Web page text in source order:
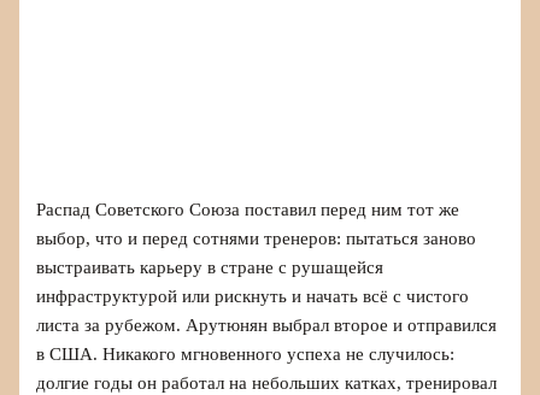
Распад Советского Союза поставил перед ним тот же
выбор, что и перед сотнями тренеров: пытаться заново
выстраивать карьеру в стране с рушащейся
инфраструктурой или рискнуть и начать всё с чистого
листа за рубежом. Арутюнян выбрал второе и отправился
в США. Никакого мгновенного успеха не случилось:
долгие годы он работал на небольших катках, тренировал